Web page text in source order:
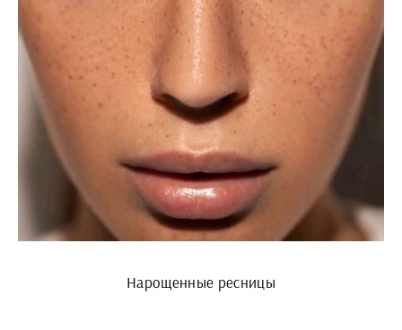
Нарощенные ресницы